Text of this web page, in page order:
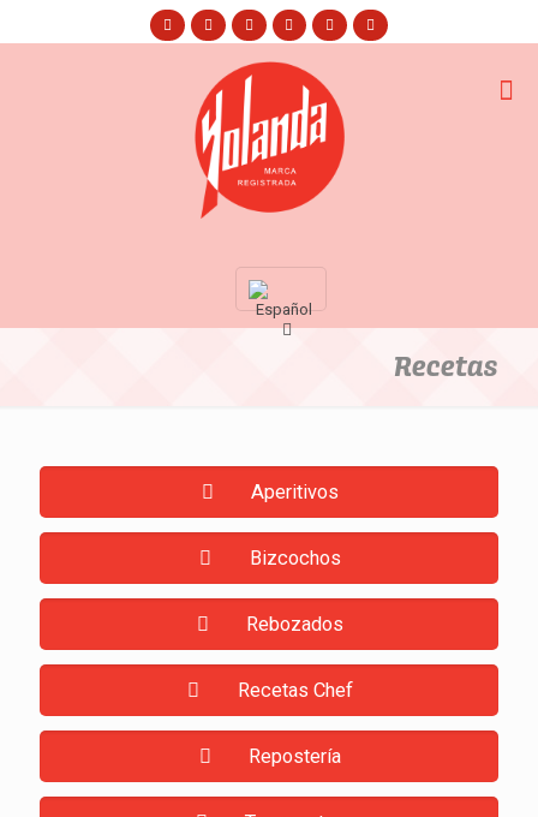
Recetas
Aperitivos
Bizcochos
Rebozados
Recetas Chef
Repostería